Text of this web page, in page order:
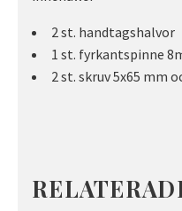
2 st. handtagshalvor
1 st. fyrkantspinne
2 st. skruv 5x65 mm